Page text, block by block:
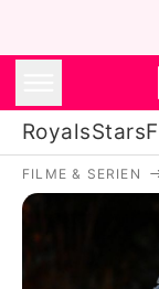
RoyalsStars
FILME & SERIEN